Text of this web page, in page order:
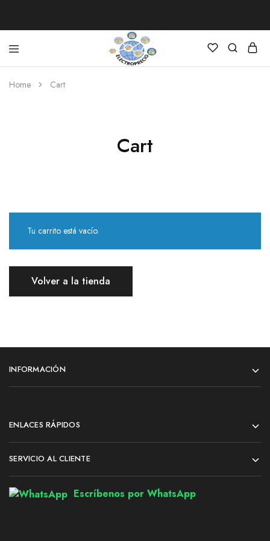
Electroprecio
Home Cart
Cart
Tu carrito está vacío.
Volver a la tienda
INFORMACIÓN
ENLACES RÁPIDOS
SERVICIO AL CLIENTE
Escríbenos por WhatsApp